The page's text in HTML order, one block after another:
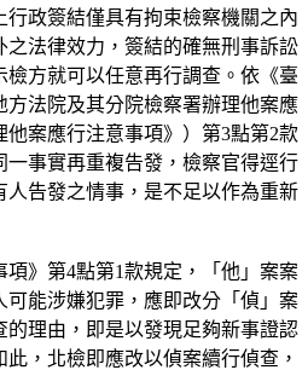
政簽結僅具有拘束檢察機關之內
法律效力，簽結的確無刑事訴訟
方就可以任意再行調查。依《臺
法院及其分院檢察署辦理他案應
案應行注意事項》）第3點第2款
事實再重複告發，檢察官得逕行
告發之情事，是不足以作為重新
》第4點第1款規定，「他」案案
能涉嫌犯罪，應即改分「偵」案
理由，即是以發現足夠新事證認
，北檢即應改以偵案續行偵查，